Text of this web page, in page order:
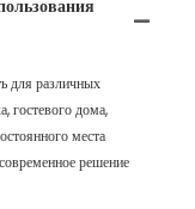
для различных
гостевого дома,
места
решение